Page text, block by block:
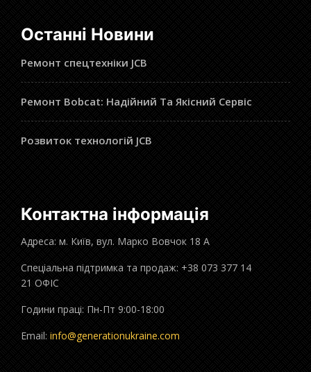
Останні Новини
Ремонт спецтехніки JCB
Ремонт Bobcat: Надійний Та Якісний Сервіс
Розвиток технологій JCB
Контактна інформація
Адреса: м. Київ, вул. Марко Вовчок 18 А
Спеціальна підтримка та продаж: +38 073 377 14
21 ОФІС
Години праці: Пн-Пт 9:00-18:00
Email: info@generationukraine.com